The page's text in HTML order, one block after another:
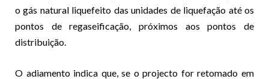
o gás natural liquefeito das unidades de liquefação até os
pontos de regaseificação, próximos aos pontos de
distribuição.
O adiamento indica que, se o projecto for retomado em